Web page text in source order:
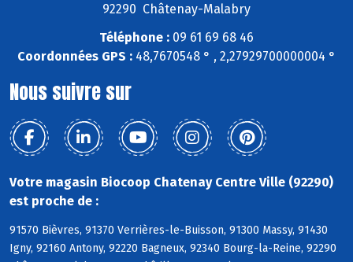
92290 Châtenay-Malabry
Téléphone : 09 61 69 68 46
Coordonnées GPS : 48,7670548 ° , 2,27929700000004 °
Nous suivre sur
Votre magasin Biocoop Chatenay Centre Ville (92290)
est proche de :
91570 Bièvres, 91370 Verrières-le-Buisson, 91300 Massy, 91430
Igny, 92160 Antony, 92220 Bagneux, 92340 Bourg-la-Reine, 92290